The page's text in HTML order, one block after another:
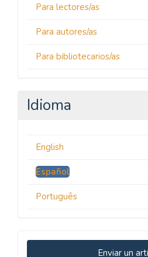
Para lectores/as
Para autores/as
Para bibliotecarios/as
Idioma
English
Español
Português
Enviar
Enviar un